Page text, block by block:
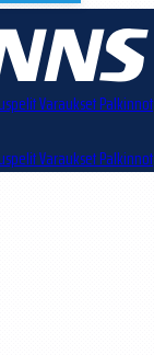
VarauksetPalkinnot
VarauksetPalkinnot